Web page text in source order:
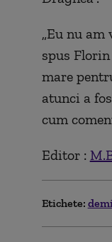
„Eu nu
spus
mare
atunci a
cum
Editor :
Etichete: